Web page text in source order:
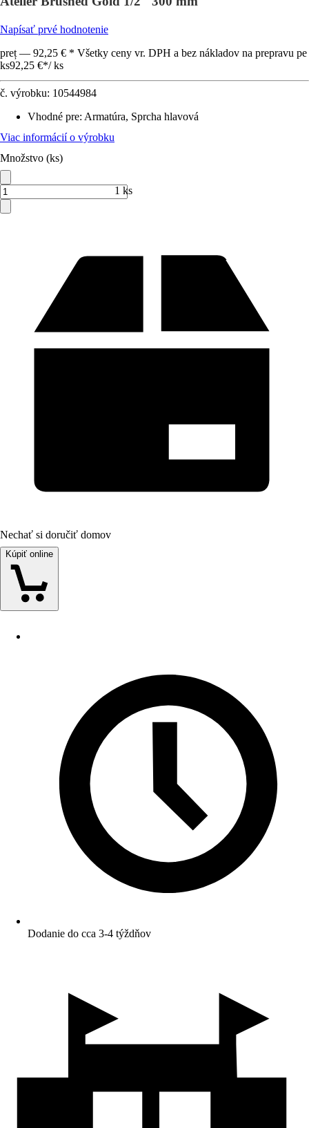
Napísať prvé hodnotenie
preț — 92,25 € * Všetky ceny vr. DPH a bez nákladov na prepravu pe
ks92,25 €*/ ks
č. výrobku: 10544984
Vhodné pre: Armatúra, Sprcha hlavová
Viac informácií o výrobku
Množstvo (ks)
1 ks
Nechať si doručiť domov
Kúpiť online
Dodanie do cca 3-4 týždňov